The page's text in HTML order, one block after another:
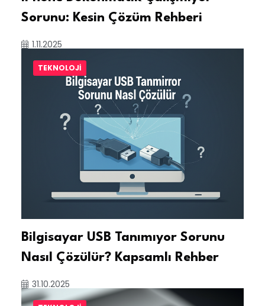
Sorunu: Kesin Çözüm Rehberi
1.11.2025
TEKNOLOJI
Bilgisayar USB Tanımıyor Sorunu
Nasıl Çözülür? Kapsamlı Rehber
31.10.2025